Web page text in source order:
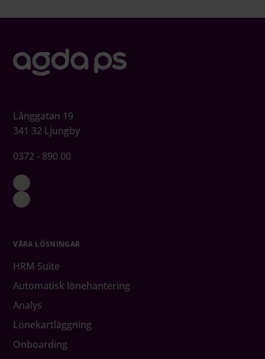
Långgatan 19
341 32 Ljungby
0372 - 890 00
VÅRA LÖSNINGAR
HRM Suite
Automatisk lönehantering
Analys
Lönekartläggning
Onboarding